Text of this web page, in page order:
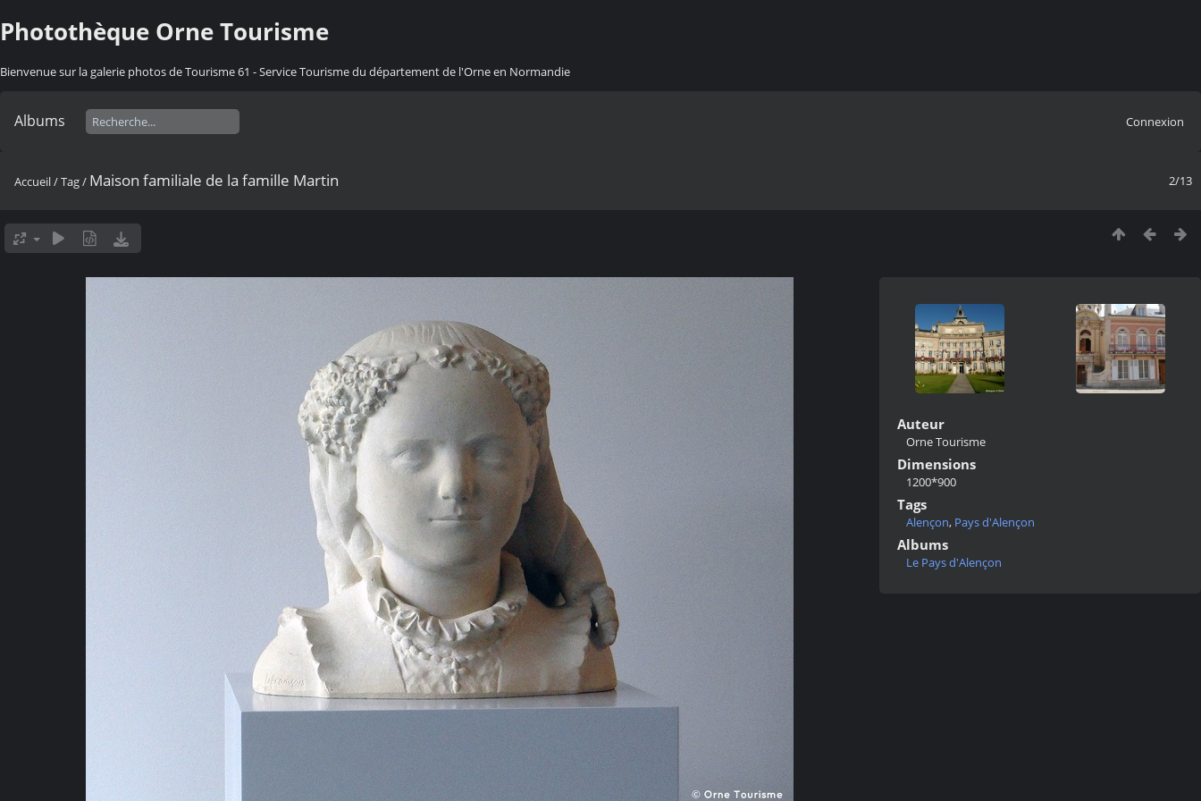
Photothèque Orne Tourisme
Bienvenue sur la galerie photos de Tourisme 61 - Service Tourisme du département de l'Orne en Normandie
Albums Connexion
2/13
Accueil/Tag/ Maison familiale de la famille Martin
Auteur
Orne Tourisme
Dimensions
1200*900
Tags
Alençon, Pays d'Alençon
Albums
Le Pays d'Alençon